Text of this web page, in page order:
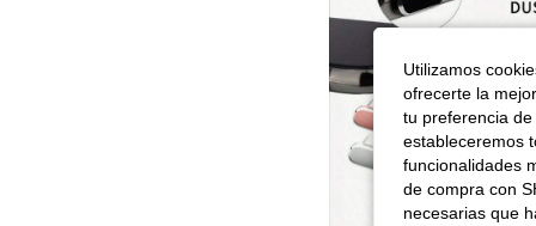
Utilizamos
ofrecerte la
tu preferencia
estableceremos
funcionalidades
de compra con
necesarias que